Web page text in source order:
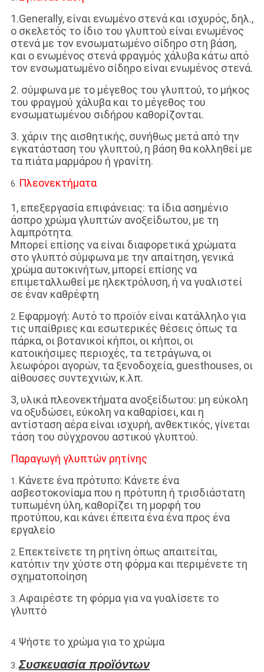
1.Generally, είναι ενωμένο στενά και ισχυρός, δηλ.,
ο σκελετός το ίδιο του γλυπτού είναι ενωμένος
στενά με τον ενσωματωμένο σίδηρο στη βάση,
και ο ενωμένος στενά φραγμός χάλυβα κάτω από
τον ενσωματωμένο σίδηρο είναι ενωμένος στενά.
2. σύμφωνα με το μέγεθος του γλυπτού, το μήκος
του φραγμού χάλυβα και το μέγεθος του
ενσωματωμένου σιδήρου καθορίζονται.
3. χάριν της αισθητικής, συνήθως μετά από την
εγκατάσταση του γλυπτού, η βάση θα κολληθεί με
τα πιάτα μαρμάρου ή γρανίτη.
6. Πλεονεκτήματα
1, επεξεργασία επιφάνειας: τα ίδια ασημένιο
άσπρο χρώμα γλυπτών ανοξείδωτου, με τη
λαμπρότητα.
Μπορεί επίσης να είναι διαφορετικά χρώματα
στο γλυπτό σύμφωνα με την απαίτηση, γενικά
χρώμα αυτοκινήτων, μπορεί επίσης να
επιμεταλλωθεί με ηλεκτρόλυση, ή να γυαλιστεί
σε έναν καθρέφτη
2. Εφαρμογή: Αυτό το προϊόν είναι κατάλληλο για
τις υπαίθριες και εσωτερικές θέσεις όπως τα
πάρκα, οι βοτανικοί κήποι, οι κήποι, οι
κατοικήσιμες περιοχές, τα τετράγωνα, οι
λεωφόροι αγορών, τα ξενοδοχεία, guesthouses, οι
αίθουσες συντεχνιών, κ.λπ.
3, υλικά πλεονεκτήματα ανοξείδωτου: μη εύκολη
να οξυδώσει, εύκολη να καθαρίσει, και η
αντίσταση αέρα είναι ισχυρή, ανθεκτικός, γίνεται
τάση του σύγχρονου αστικού γλυπτού.
Παραγωγή γλυπτών ρητίνης
1. Κάνετε ένα πρότυπο: Κάνετε ένα
ασβεστοκονίαμα που η πρότυπη ή τρισδιάστατη
τυπωμένη ύλη, καθορίζει τη μορφή του
προτύπου, και κάνει έπειτα ένα ένα προς ένα
εργαλείο
2. Επεκτείνετε τη ρητίνη όπως απαιτείται,
κατόπιν την χύστε στη φόρμα και περιμένετε τη
σχηματοποίηση
3. Αφαιρέστε τη φόρμα για να γυαλίσετε το
γλυπτό
4. Ψήστε το χρώμα για το χρώμα
3.Συσκευασία προϊόντων